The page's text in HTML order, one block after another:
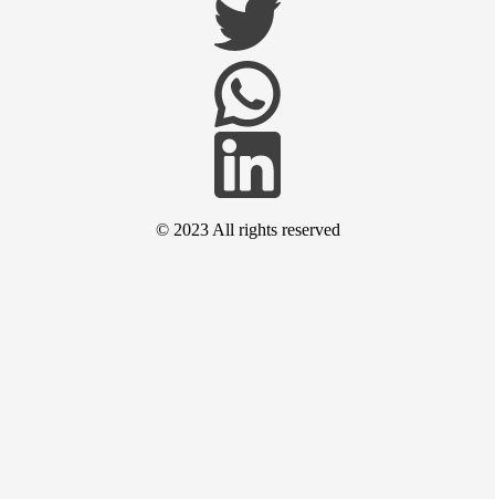
© 2023 All rights reserved